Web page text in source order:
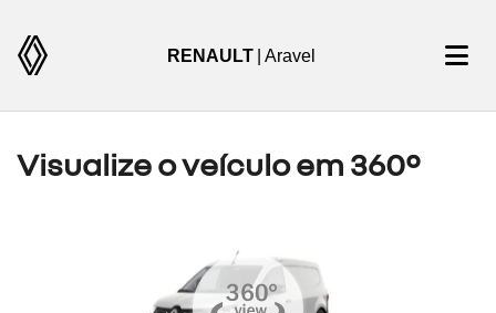
RENAULT | Aravel
Visualize o veículo em 360°